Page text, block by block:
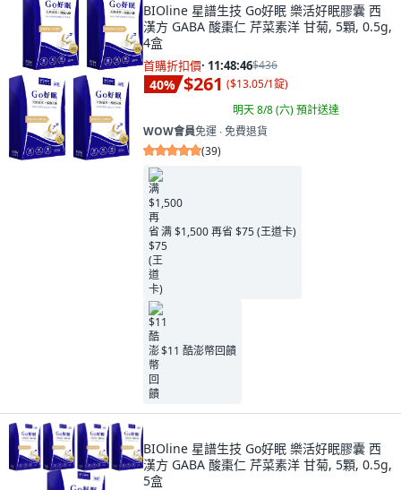
BIOline 星譜生技 Go好眠 樂活好眠膠囊 西
漢方 GABA 酸棗仁 芹菜素洋 甘菊, 5顆, 0.5g,
4盒
首購折扣價· 11:48:45$436
40% $261 ($13.05/1錠)
明天 8/8 (六)預計送達
WOW會員免運 ∙ 免費退貨
(39)
满 $1,500 再省 $75 (王道卡)
$11 酷澎幣回饋
BIOline 星譜生技 Go好眠 樂活好眠膠囊 西
漢方 GABA 酸棗仁 芹菜素洋 甘菊, 5顆, 0.5g,
5盒